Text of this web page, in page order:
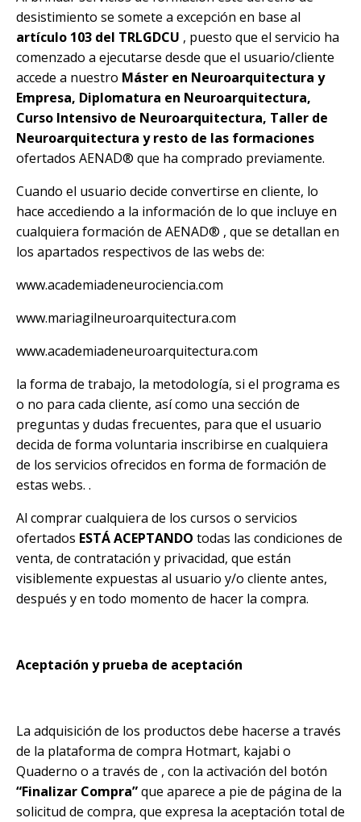
desistimiento se somete a excepción en base al
artículo 103 del TRLGDCU , puesto que el servicio ha
comenzado a ejecutarse desde que el usuario/cliente
accede a nuestro Máster en Neuroarquitectura y
Empresa, Diplomatura en Neuroarquitectura,
Curso Intensivo de Neuroarquitectura, Taller de
Neuroarquitectura y resto de las formaciones
ofertados AENAD® que ha comprado previamente.
Cuando el usuario decide convertirse en cliente, lo
hace accediendo a la información de lo que incluye en
cualquiera formación de AENAD® , que se detallan en
los apartados respectivos de las webs de:
www.academiadeneurociencia.com
www.mariagilneuroarquitectura.com
www.academiadeneuroarquitectura.com
la forma de trabajo, la metodología, si el programa es
o no para cada cliente, así como una sección de
preguntas y dudas frecuentes, para que el usuario
decida de forma voluntaria inscribirse en cualquiera
de los servicios ofrecidos en forma de formación de
estas webs. .
Al comprar cualquiera de los cursos o servicios
ofertados ESTÁ ACEPTANDO todas las condiciones de
venta, de contratación y privacidad, que están
visiblemente expuestas al usuario y/o cliente antes,
después y en todo momento de hacer la compra.
Aceptación y prueba de aceptación
La adquisición de los productos debe hacerse a través
de la plataforma de compra Hotmart, kajabi o
Quaderno o a través de , con la activación del botón
“Finalizar Compra”que aparece a pie de página de la
solicitud de compra, que expresa la aceptación total de